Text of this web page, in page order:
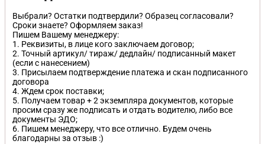
Выбрали? Остатки подтвердили? Образец согласовали?
Сроки знаете? Оформляем заказ!
Пишем Вашему менеджеру:
1. Реквизиты, в лице кого заключаем договор;
2. Точный артикул/ тираж/ дедлайн/ подписанный макет
(если c нанесением)
3. Присылаем подтверждение платежа и скан подписанного
договора
4. Ждем срок поставки;
5. Получаем товар + 2 экземпляра документов, которые
просим сразу же подписать и отдать водителю, либо все
документы ЭДО;
6. Пишем менеджеру, что все отлично. Будем очень
благодарны за отзыв :)